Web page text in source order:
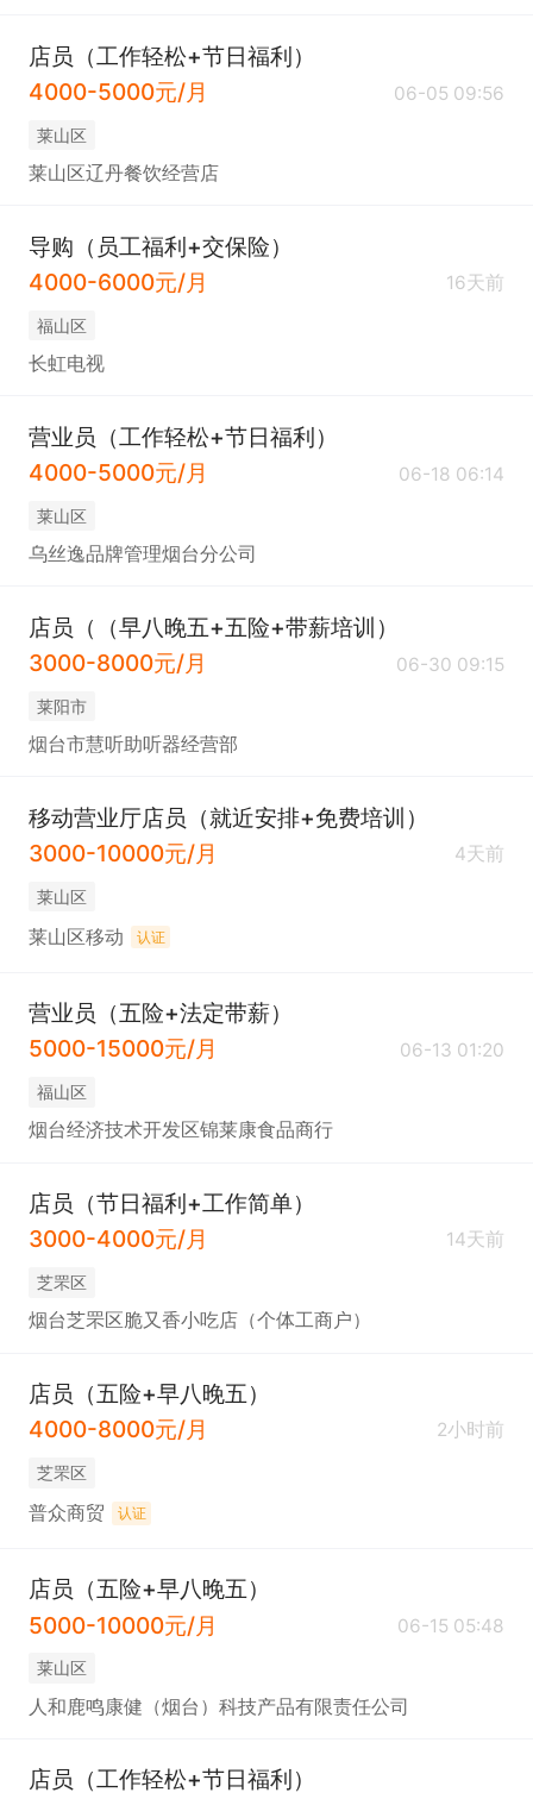
店员（工作轻松+节日福利）
4000-5000元/月
06-05 09:56
莱山区
莱山区辽丹餐饮经营店
导购（员工福利+交保险）
4000-6000元/月
16天前
福山区
长虹电视
营业员（工作轻松+节日福利）
4000-5000元/月
06-18 06:14
莱山区
乌丝逸品牌管理烟台分公司
店员（（早八晚五+五险+带薪培训）
3000-8000元/月
06-30 09:15
莱阳市
烟台市慧听助听器经营部
移动营业厅店员（就近安排+免费培训）
3000-10000元/月
4天前
莱山区
莱山区移动 认证
营业员（五险+法定带薪）
5000-15000元/月
06-13 01:20
福山区
烟台经济技术开发区锦莱康食品商行
店员（节日福利+工作简单）
3000-4000元/月
14天前
芝罘区
烟台芝罘区脆又香小吃店（个体工商户）
店员（五险+早八晚五）
4000-8000元/月
2小时前
芝罘区
普众商贸 认证
店员（五险+早八晚五）
5000-10000元/月
06-15 05:48
莱山区
人和鹿鸣康健（烟台）科技产品有限责任公司
店员（工作轻松+节日福利）